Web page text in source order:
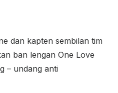
dan kapten sembilan tim
ban lengan One Love
– undang anti